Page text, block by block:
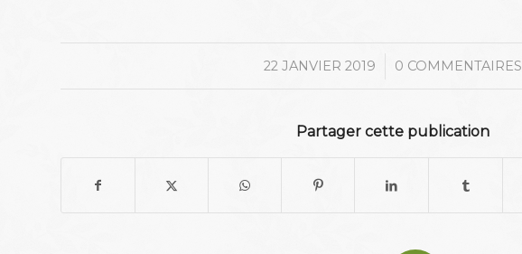
22 JANVIER 2019
/ 0 COMMENTAIRES
Partager cette publication